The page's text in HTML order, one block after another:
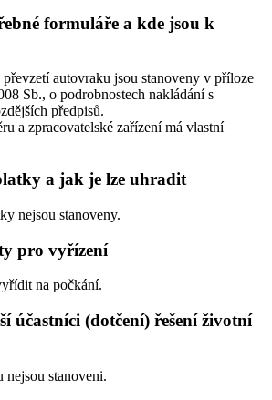
formuláře a kde jsou k
autovraku jsou stanoveny v příloze
Sb., o podrobnostech nakládání s
předpisů.
a zpracovatelské zařízení má vlastní
a jak je lze uhradit
nejsou stanoveny.
pro vyřízení
na počkání.
účastníci (dotčení) řešení životní
nejsou stanoveni.